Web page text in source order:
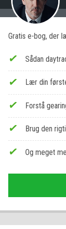
Gratis e-bog, der
Sådan
Lær din
Forstå
Brug den
Og meget